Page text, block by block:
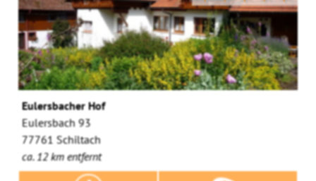
Eulersbacher Hof
Eulersbach 93
77761 Schiltach
ca. 12 km entfernt